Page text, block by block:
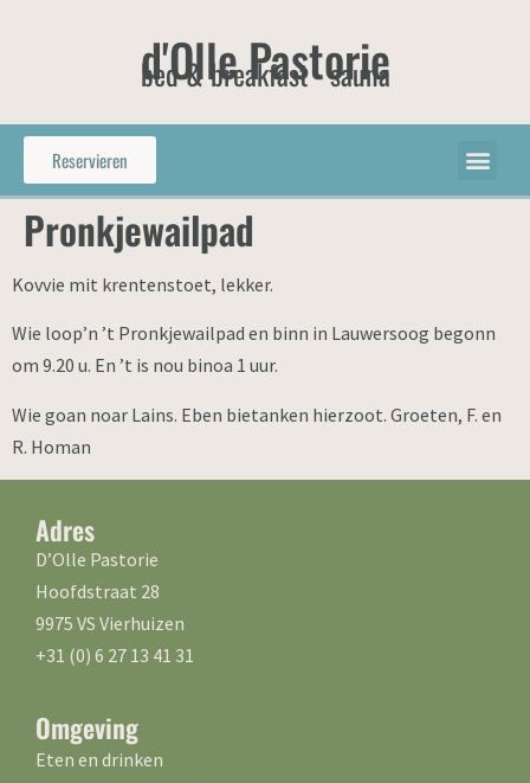
d'Olle Pastorie
bed & breakfast - sauna
Reservieren
Pronkjewailpad
Kovvie mit krentenstoet, lekker.
Wie loop’n ’t Pronkjewailpad en binn in Lauwersoog begonn
om 9.20 u. En ’t is nou binoa 1 uur.
Wie goan noar Lains. Eben bietanken hierzoot. Groeten, F. en
R. Homan
Adres
D’Olle Pastorie
Hoofdstraat 28
9975 VS Vierhuizen
+31 (0) 6 27 13 41 31
Omgeving
Eten en drinken